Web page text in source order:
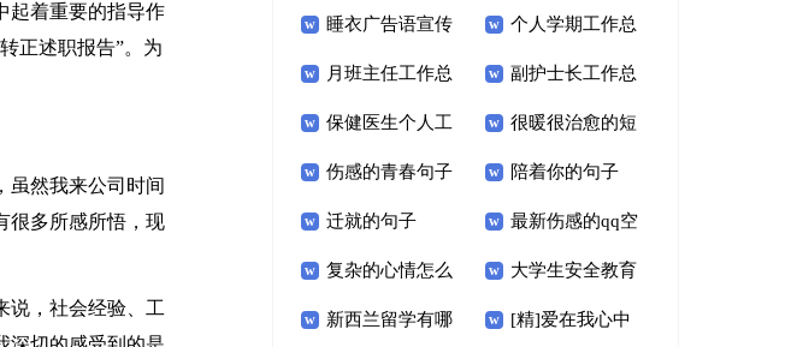
着重要的指导作
正述职报告”。为
然我来公司时间
很多所感所悟，现
，社会经验、工
说20条 心语200句
睡衣广告语宣传
语文案16条
个人学期工作总
结8篇
月班主任工作总
结模板13篇
副护士长工作总
结十三篇
保健医生个人工
作总结简短6篇
很暖很治愈的短
句无关爱情必备
伤感的青春句子
92句
陪着你的句子
迁就的句子 最新伤感的qq空
间说说(通用27句)
复杂的心情怎么
写文案句子46句
大学生安全教育
心得体会（精选8
新西兰留学有哪 [精]爱在我心中